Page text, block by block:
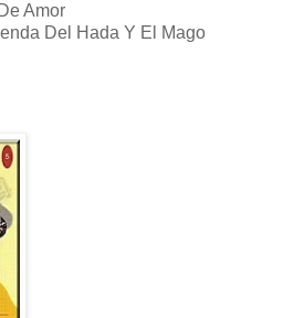
Amor
Del Hada Y El Mago